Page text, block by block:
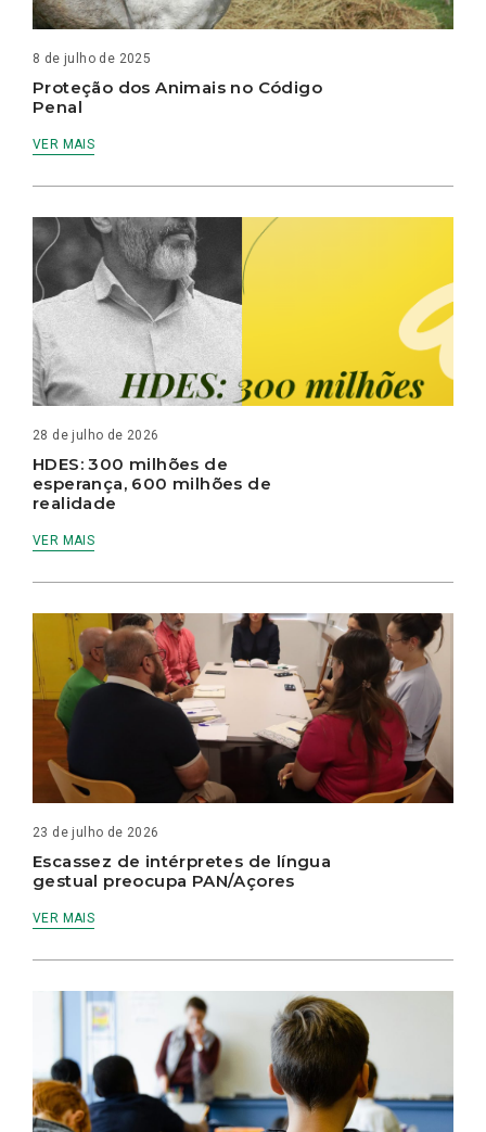
8 de julho de 2025
Proteção dos Animais no Código
Penal
VER MAIS
28 de julho de 2026
HDES: 300 milhões de
esperança, 600 milhões de
realidade
VER MAIS
23 de julho de 2026
Escassez de intérpretes de língua
gestual preocupa PAN/Açores
VER MAIS